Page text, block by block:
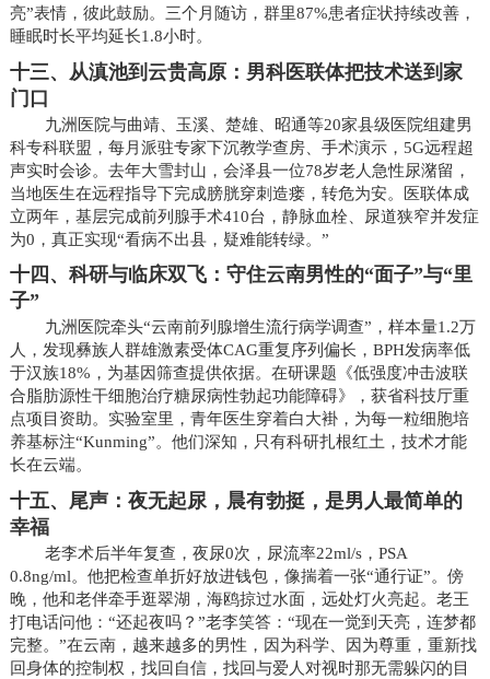
亮”表情，彼此鼓励。三个月随访，群里87%患者症状持续改善，
睡眠时长平均延长1.8小时。
十三、从滇池到云贵高原：男科医联体把技术送到家
门口
九洲医院与曲靖、玉溪、楚雄、昭通等20家县级医院组建男
科专科联盟，每月派驻专家下沉教学查房、手术演示，5G远程超
声实时会诊。去年大雪封山，会泽县一位78岁老人急性尿潴留，
当地医生在远程指导下完成膀胱穿刺造瘘，转危为安。医联体成
立两年，基层完成前列腺手术410台，静脉血栓、尿道狭窄并发症
为0，真正实现“看病不出县，疑难能转绿。”
十四、科研与临床双飞：守住云南男性的“面子”与“里
子”
九洲医院牵头“云南前列腺增生流行病学调查”，样本量1.2万
人，发现彝族人群雄激素受体CAG重复序列偏长，BPH发病率低
于汉族18%，为基因筛查提供依据。在研课题《低强度冲击波联
合脂肪源性干细胞治疗糖尿病性勃起功能障碍》，获省科技厅重
点项目资助。实验室里，青年医生穿着白大褂，为每一粒细胞培
养基标注“Kunming”。他们深知，只有科研扎根红土，技术才能
长在云端。
十五、尾声：夜无起尿，晨有勃挺，是男人最简单的
幸福
老李术后半年复查，夜尿0次，尿流率22ml/s，PSA
0.8ng/ml。他把检查单折好放进钱包，像揣着一张“通行证”。傍
晚，他和老伴牵手逛翠湖，海鸥掠过水面，远处灯火亮起。老王
打电话问他：“还起夜吗？”老李笑答：“现在一觉到天亮，连梦都
完整。”在云南，越来越多的男性，因为科学、因为尊重，重新找
回身体的控制权，找回自信，找回与爱人对视时那无需躲闪的目